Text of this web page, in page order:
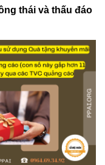
thái và thấu đáo